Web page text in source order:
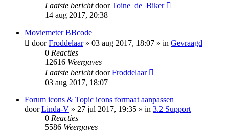
Laatste berichtdoorToine_de_Biker
14 aug 2017, 20:38
Moviemeter BBcode
doorFroddelaar» 03 aug 2017, 18:07 » in Gevraagd
0 Reacties
12616 Weergaves
Laatste berichtdoorFroddelaar
03 aug 2017, 18:07
Forum icons & Topic icons formaat aanpassen
doorLinda-V » 27 jul 2017, 19:35 » in 3.2 Support
0 Reacties
5586 Weergaves